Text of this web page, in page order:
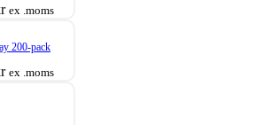
ex .moms
200-pack
ex .moms